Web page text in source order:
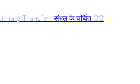
Transfer: संभल के चर्चित CO